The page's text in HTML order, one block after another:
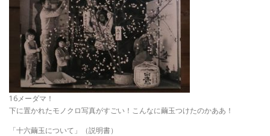
16メーダマ！
下に置かれたモノクロ写真がすごい！こんなに繭玉つけたのかああ！
「十六繭玉について」（説明書）